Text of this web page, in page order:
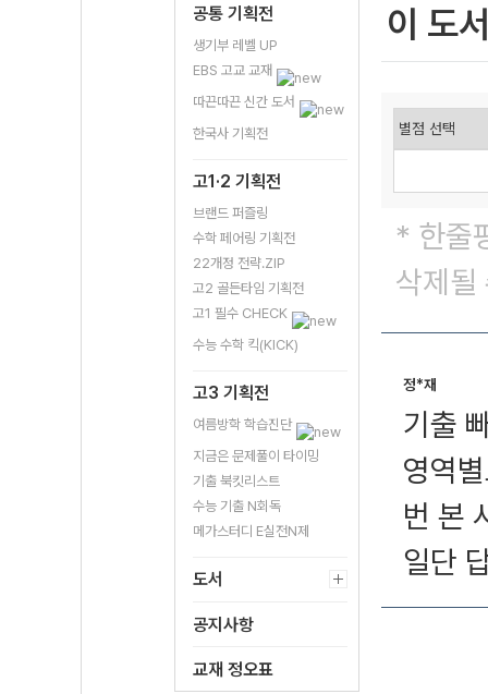
공통 기획전
생기부 레벨 UP
EBS 고교 교재
따끈따끈 신간 도서
한국사 기획전
고1·2 기획전
브랜드 퍼즐링
수학 페어링 기획전
22개정 전략.ZIP
고2 골든타임 기획전
고1 필수 CHECK
수능 수학 킥(KICK)
고3 기획전
여름방학 학습진단
지금은 문제풀이 타이밍
기출 북킷리스트
수능 기출 N회독
메가스터디 E실전N제
도서
공지사항
교재 정오표
이 도
* 한줄
삭제될
정*재
기출
영역
번 본
일단